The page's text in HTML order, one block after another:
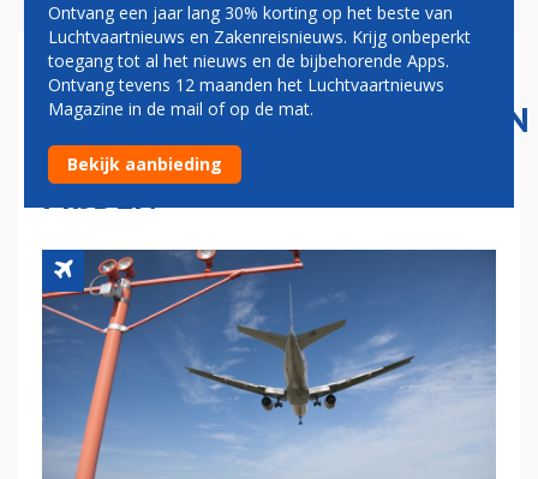
HARBERS KAN
LUCHTVAARTMAATSCHAPPIJEN
NIET DWINGEN SCHIPHOL TE
MIJDEN
Ontvang een jaar lang 30% korting op het beste van
Luchtvaartnieuws en Zakenreisnieuws. Krijg onbeperkt
toegang tot al het nieuws en de bijbehorende Apps.
Ontvang tevens 12 maanden het Luchtvaartnieuws
Magazine in de mail of op de mat.
Bekijk aanbieding